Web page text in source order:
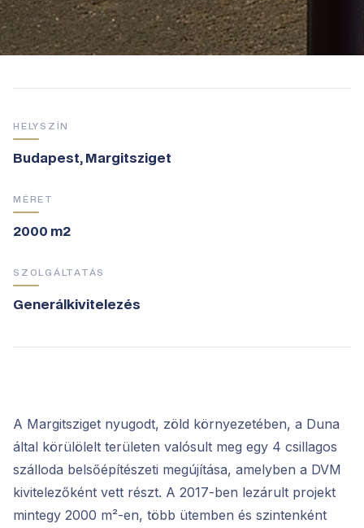
HELYSZÍN
Budapest, Margitsziget
MÉRET
2000 m2
SZOLGÁLTATÁS
Generálkivitelezés
A Margitsziget nyugodt, zöld környezetében, a Duna
által körülölelt területen valósult meg egy 4 csillagos
szálloda belsőépítészeti megújítása, amelyben a DVM
kivitelezőként vett részt. A 2017-ben lezárult projekt
mintegy 2000 m²-en, több ütemben és szintenként